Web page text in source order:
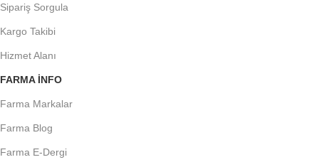
Sipariş Sorgula
Kargo Takibi
Hizmet Alanı
FARMA INFO
Farma Markalar
Farma Blog
Farma E-Dergi